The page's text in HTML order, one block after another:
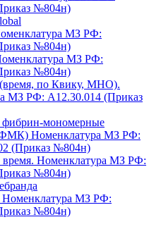
№804н)
МЗ РФ:
№804н)
МЗ РФ:
№804н)
по Квику, МНО).
МЗ РФ: A12.30.014 (Приказ
фибрин-мономерные
Номенклатура МЗ РФ:
(Приказ №804н)
время. Номенклатура МЗ РФ:
№804н)
МЗ РФ:
№804н)